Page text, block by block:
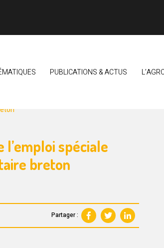
PUBLICATIONS & ACTUS
l’emploi spéciale
breton
Partager :